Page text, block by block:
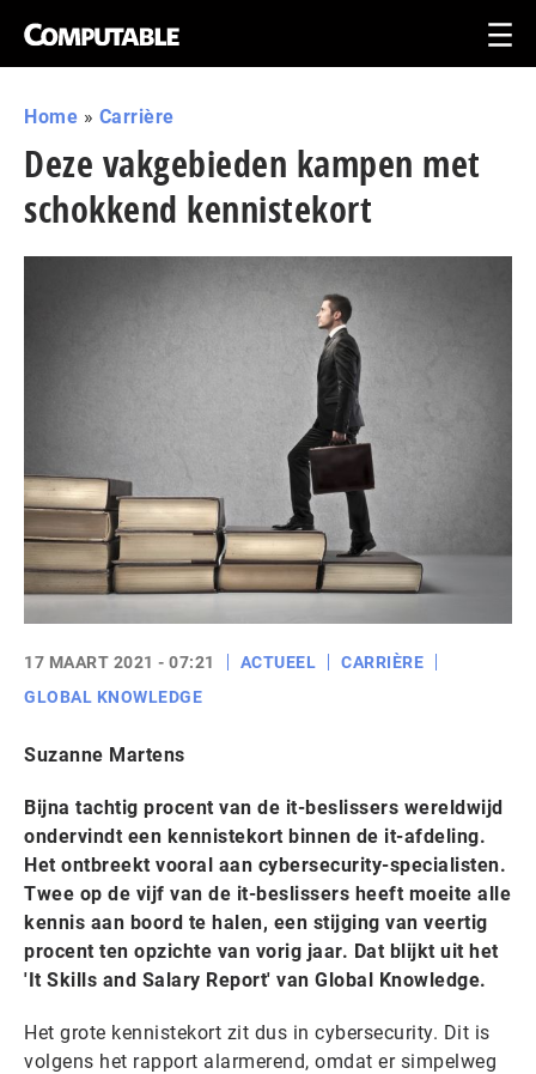
Home » Carrière
Deze vakgebieden kampen met
schokkend kennistekort
17 MAART 2021 - 07:21 ACTUEEL
CARRIÈRE
GLOBAL KNOWLEDGE
Suzanne Martens
Bijna tachtig procent van de it-beslissers wereldwijd
ondervindt een kennistekort binnen de it-afdeling.
Het ontbreekt vooral aan cybersecurity-specialisten.
Twee op de vijf van de it-beslissers heeft moeite alle
kennis aan boord te halen, een stijging van veertig
procent ten opzichte van vorig jaar. Dat blijkt uit het
'It Skills and Salary Report' van Global Knowledge.
Het grote kennistekort zit dus in cybersecurity. Dit is
volgens het rapport alarmerend, omdat er simpelweg